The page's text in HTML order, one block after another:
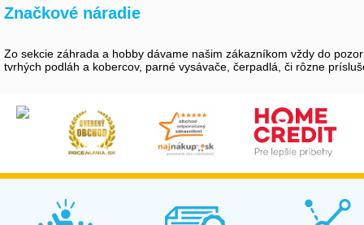
Značkové náradie
Zo sekcie záhrada a hobby dávame našim zákazníkom vždy do
tvrhých podláh a kobercov, parné vysávače, čerpadlá, či rôzne